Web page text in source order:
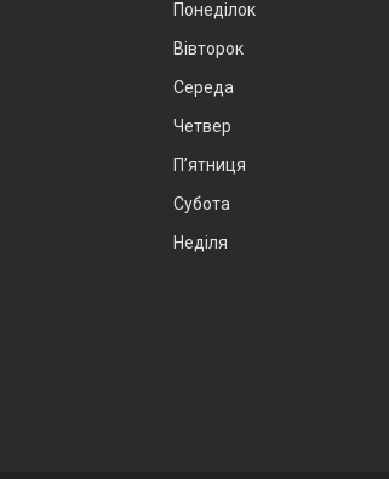
Понеділок
Вівторок
Середа
Четвер
Пʼятниця
Субота
Неділя